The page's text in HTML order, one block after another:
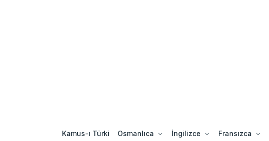
Kamus-ı Türki Osmanlıca İngilizce Fransızca